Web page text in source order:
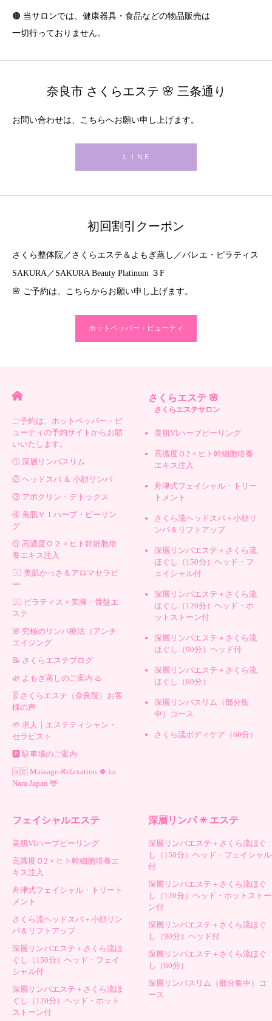
🟠 当サロンでは、健康器具・食品などの物品販売は
一切行っておりません。
奈良市 さくらエステ 🌸 三条通り
お問い合わせは、こちらへお願い申し上げます。
ＬＩＮＥ
初回割引クーポン
さくら整体院／さくらエステ＆よもぎ蒸し／バレエ・ピラティス
SAKURA／SAKURA Beauty Platinum ３F
🌸 ご予約は、こちらからお願い申し上げます。
ホットペッパー・ビューティ
ご予約は、ホットペッパー・ビ
ューティの予約サイトからお願
いいたします。
① 深層リンパスリム
② ヘッドスパ ＆ 小顔リンパ
③ アポクリン・デトックス
④ 美肌ＶＩハーブ・ピーリン
グ
⑤ 高濃度Ｏ２ × ヒト幹細胞培
養エキス注入
💆‍♀️ 美肌かっさ＆アロマセラピ
ー
🧘‍♀️ ピラティス × 美脚・骨盤エ
ステ
🌸 究極のリンパ療法（アンチ
エイジング
📝 さくらエステブログ
🌿 よもぎ蒸しのご案内 ♨️
👂 さくらエステ（奈良院）お客
様の声
🌱 求人｜エステティシャン・
セラピスト
🅿️ 駐車場のご案内
🇬🇧 Massage-Relaxation 🍀 in
Nara Japan 🦌
さくらエステ 🌸
さくらエステサロン
美肌VIハーブピーリング
高濃度Ｏ2 × ヒト幹細胞培養
エキス注入
舟津式フェイシャル・トリー
トメント
さくら流ヘッドスパ＋小顔リ
ンパ＆リフトアップ
深層リンパエステ＋さくら流
ほぐし（150分）ヘッド・フ
ェイシャル付
深層リンパエステ＋さくら流
ほぐし（120分）ヘッド・ホ
ットストーン付
深層リンパエステ＋さくら流
ほぐし（90分）ヘッド付
深層リンパエステ＋さくら流
ほぐし（60分）
深層リンパスリム（部分集
中）コース
さくら流ボディケア（60分）
フェイシャルエステ
美肌VIハーブピーリング
高濃度Ｏ2 × ヒト幹細胞培養エ
キス注入
舟津式フェイシャル・トリート
メント
さくら流ヘッドスパ＋小顔リン
パ＆リフトアップ
深層リンパエステ＋さくら流ほ
ぐし（150分）ヘッド・フェイ
シャル付
深層リンパエステ＋さくら流ほ
ぐし（120分）ヘッド・ホット
ストーン付
深層リンパ ✳︎ エステ
深層リンパエステ＋さくら流ほぐ
し（150分）ヘッド・フェイシャル
付
深層リンパエステ＋さくら流ほぐ
し（120分）ヘッド・ホットストー
ン付
深層リンパエステ＋さくら流ほぐ
し（90分）ヘッド付
深層リンパエステ＋さくら流ほぐ
し（60分）
深層リンパスリム（部分集中）コ
ース